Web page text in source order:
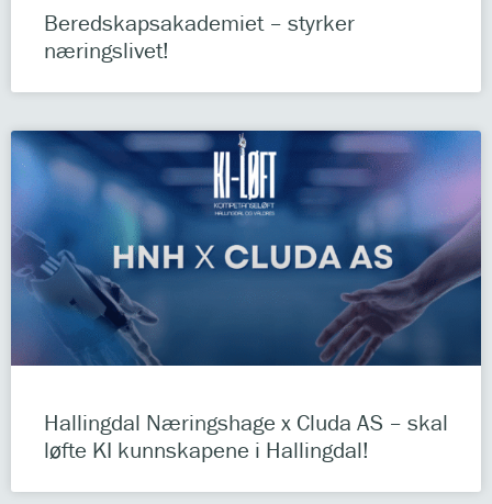
Beredskapsakademiet – styrker
næringslivet!
Hallingdal Næringshage x Cluda AS – skal
løfte KI kunnskapene i Hallingdal!